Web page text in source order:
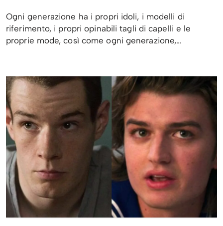
Ogni generazione ha i propri idoli, i modelli di
riferimento, i propri opinabili tagli di capelli e le
proprie mode, così come ogni generazione,…